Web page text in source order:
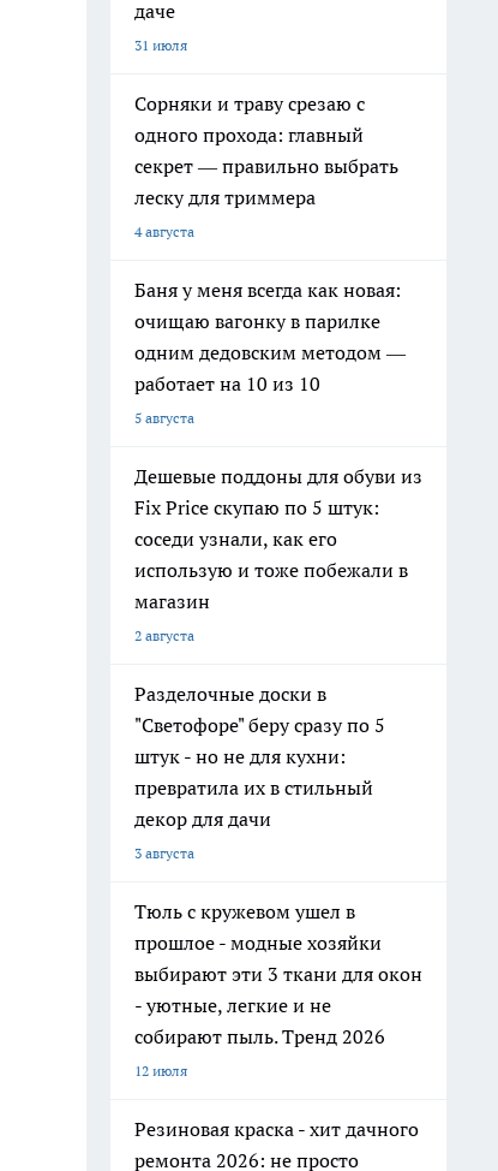
даче
31 июля
Сорняки и траву срезаю с
одного прохода: главный
секрет — правильно выбрать
леску для триммера
4 августа
Баня у меня всегда как новая:
очищаю вагонку в парилке
одним дедовским методом —
работает на 10 из 10
5 августа
Дешевые поддоны для обуви из
Fix Price скупаю по 5 штук:
соседи узнали, как его
использую и тоже побежали в
магазин
2 августа
Разделочные доски в
"Светофоре" беру сразу по 5
штук - но не для кухни:
превратила их в стильный
декор для дачи
3 августа
Тюль с кружевом ушел в
прошлое - модные хозяйки
выбирают эти 3 ткани для окон
- уютные, легкие и не
собирают пыль. Тренд 2026
12 июля
Резиновая краска - хит дачного
ремонта 2026: не просто